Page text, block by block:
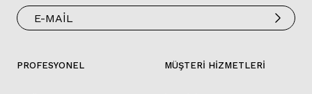
PROFESYONEL MÜŞTERİ HİZMETLERİ